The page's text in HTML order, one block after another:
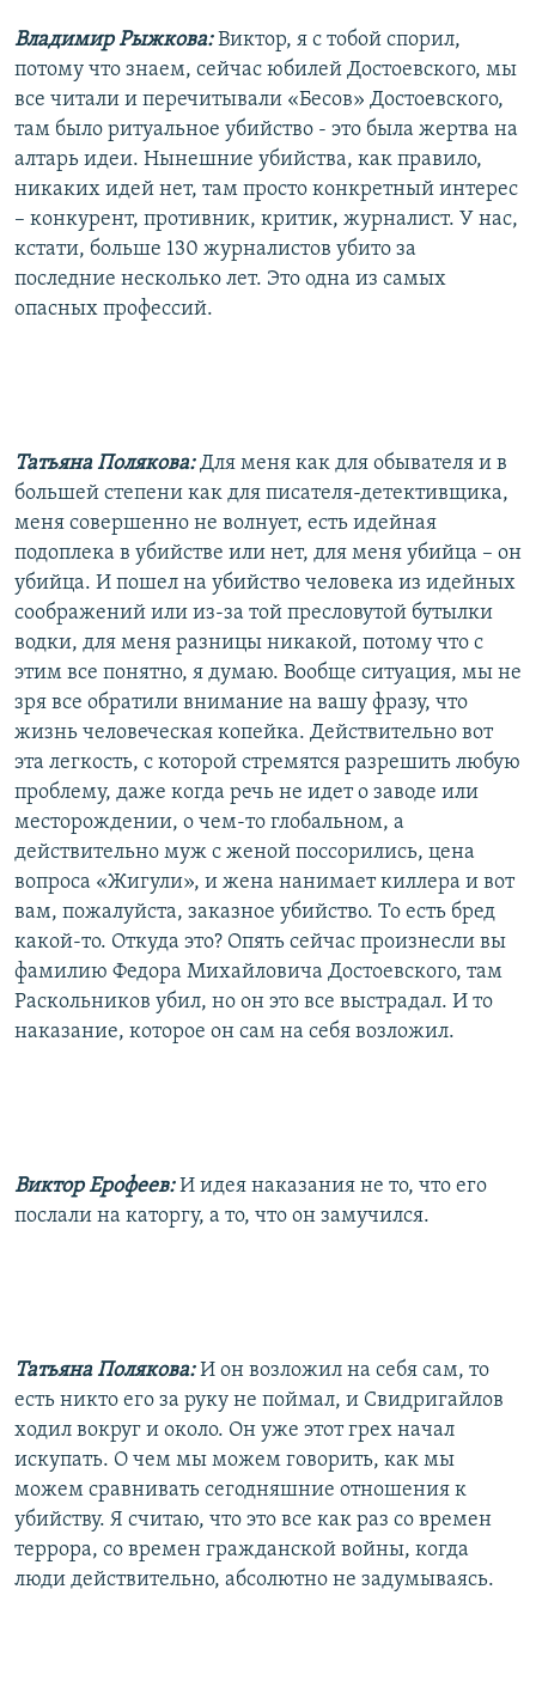
Владимир Рыжкова:Виктор, я с тобой спорил,
потому что знаем, сейчас юбилей Достоевского, мы
все читали и перечитывали «Бесов» Достоевского,
там было ритуальное убийство - это была жертва на
алтарь идеи. Нынешние убийства, как правило,
никаких идей нет, там просто конкретный интерес
– конкурент, противник, критик, журналист. У нас,
кстати, больше 130 журналистов убито за
последние несколько лет. Это одна из самых
опасных профессий.
Татьяна Полякова:Для меня как для обывателя и в
большей степени как для писателя-детективщика,
меня совершенно не волнует, есть идейная
подоплека в убийстве или нет, для меня убийца – он
убийца. И пошел на убийство человека из идейных
соображений или из-за той пресловутой бутылки
водки, для меня разницы никакой, потому что с
этим все понятно, я думаю. Вообще ситуация, мы не
зря все обратили внимание на вашу фразу, что
жизнь человеческая копейка. Действительно вот
эта легкость, с которой стремятся разрешить любую
проблему, даже когда речь не идет о заводе или
месторождении, о чем-то глобальном, а
действительно муж с женой поссорились, цена
вопроса «Жигули», и жена нанимает киллера и вот
вам, пожалуйста, заказное убийство. То есть бред
какой-то. Откуда это? Опять сейчас произнесли вы
фамилию Федора Михайловича Достоевского, там
Раскольников убил, но он это все выстрадал. И то
наказание, которое он сам на себя возложил.
Виктор Ерофеев:И идея наказания не то, что его
послали на каторгу, а то, что он замучился.
Татьяна Полякова:И он возложил на себя сам, то
есть никто его за руку не поймал, и Свидригайлов
ходил вокруг и около. Он уже этот грех начал
искупать. О чем мы можем говорить, как мы
можем сравнивать сегодняшние отношения к
убийству. Я считаю, что это все как раз со времен
террора, со времен гражданской войны, когда
люди действительно, абсолютно не задумываясь.